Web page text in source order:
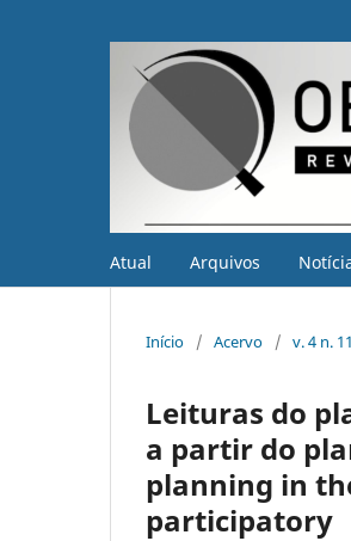
Atual Arquivos
Início / Acervo / v. 4 n.
Leituras do
a partir do
planning in
participatory